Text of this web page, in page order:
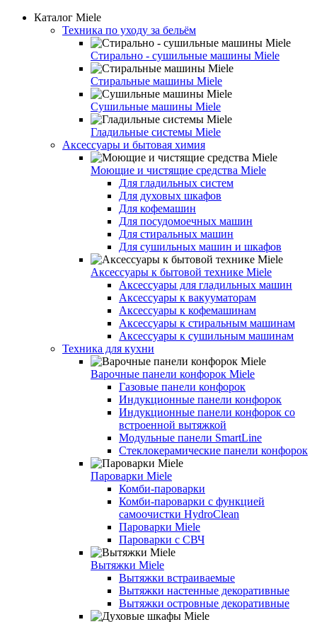
Каталог Miele
Техника по уходу за бельём
Стирально - сушильные машины Miele
Стиральные машины Miele
Сушильные машины Miele
Гладильные системы Miele
Аксессуары и бытовая химия
Моющие и чистящие средства Miele
Для гладильных систем
Для духовых шкафов
Для кофемашин
Для посудомоечных машин
Для стиральных машин
Для сушильных машин и шкафов
Аксессуары к бытовой технике Miele
Аксессуары для гладильных машин
Аксессуары к вакууматорам
Аксессуары к кофемашинам
Аксессуары к стиральным машинам
Аксессуары к сушильным машинам
Техника для кухни
Варочные панели конфорок Miele
Газовые панели конфорок
Индукционные панели конфорок
Индукционные панели конфорок со
встроенной вытяжкой
Модульные панели SmartLine
Стеклокерамические панели конфорок
Пароварки Miele
Комби-пароварки
Комби-пароварки с функцией
самоочистки HydroClean
Пароварки Miele
Пароварки с СВЧ
Вытяжки Miele
Вытяжки встраиваемые
Вытяжки настенные декоративные
Вытяжки островные декоративные